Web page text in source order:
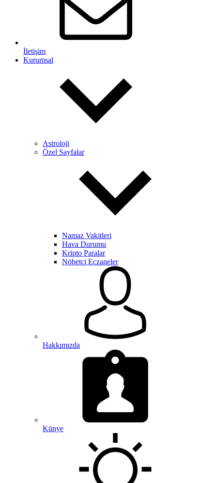
İletişim
Kurumsal
Astroloji
Özel Sayfalar
Namaz Vakitleri
Hava Durumu
Kripto Paralar
Nöbetçi Eczaneler
Hakkımızda
Künye